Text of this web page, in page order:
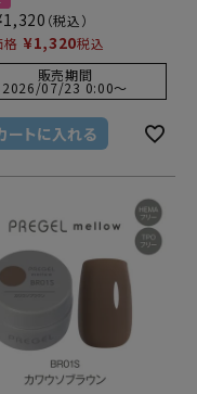
1,320
格 ¥1,320税込
販売期間
2026/07/23 0:00〜
ートに入れる